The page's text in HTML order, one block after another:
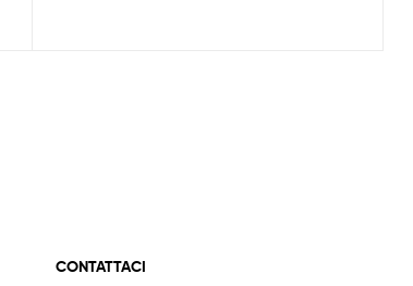
CONTATTACI